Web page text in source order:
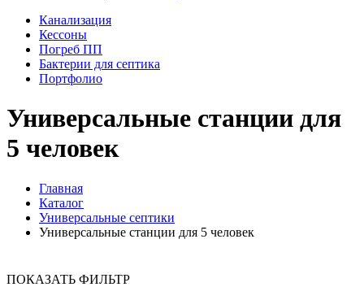
Канализация
Кессоны
Погреб ПП
Бактерии для септика
Портфолио
Универсальные станции для
5 человек
Главная
Каталог
Универсальные септики
Универсальные станции для 5 человек
ПОКАЗАТЬ ФИЛЬТР